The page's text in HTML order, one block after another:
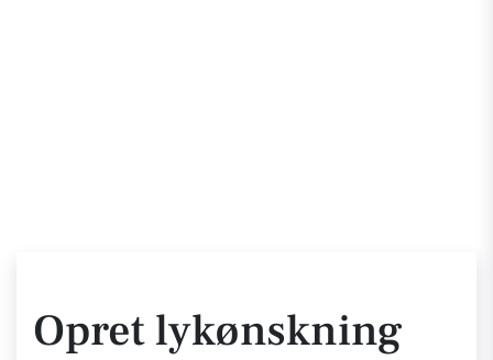
Opret lykønskning